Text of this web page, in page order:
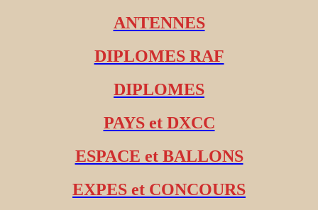
ANTENNES
DIPLOMES RAF
DIPLOMES
PAYS et DXCC
ESPACE et BALLONS
EXPES et CONCOURS